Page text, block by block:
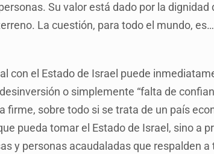
Su valor está dado por la
La cuestión, para todo el mundo,
con el Estado de Israel puede
o simplemente “falta de
firme, sobre todo si se trata de un país
pueda tomar el Estado de Israel, sino a
y personas acaudaladas que respalden a